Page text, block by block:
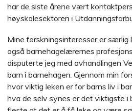
har de siste årene vært
høyskolesektoren i
Mine forskningsinteresser er særlig
også barnehagelærernes
disputerte jeg med avhandlingen
barn i barnehagen. Gjennom min
hvor viktig leken er for barns liv i
hva de selv synes er det viktigste i